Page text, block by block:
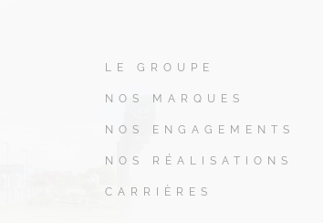
LE GROUPE
NOS MARQUES
NOS ENGAGEMENTS
NOS RÉALISATIONS
CARRIÈRES